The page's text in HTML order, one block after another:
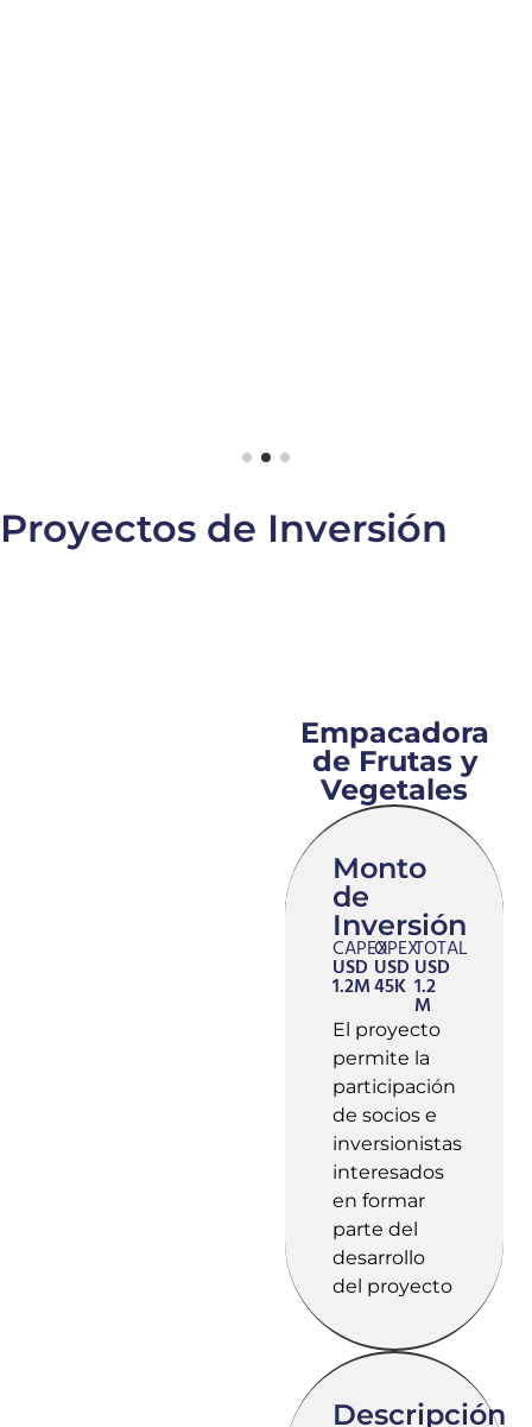
Proyectos de Inversión
Empacadora
de Frutas y
Vegetales
Monto
de
Inversión
CAPEX
USD
1.2M
OPEX
USD
45K
TOTAL
USD
1.2
M
El proyecto
permite la
participación
de socios e
inversionistas
interesados
en formar
parte del
desarrollo
del proyecto
Descripción